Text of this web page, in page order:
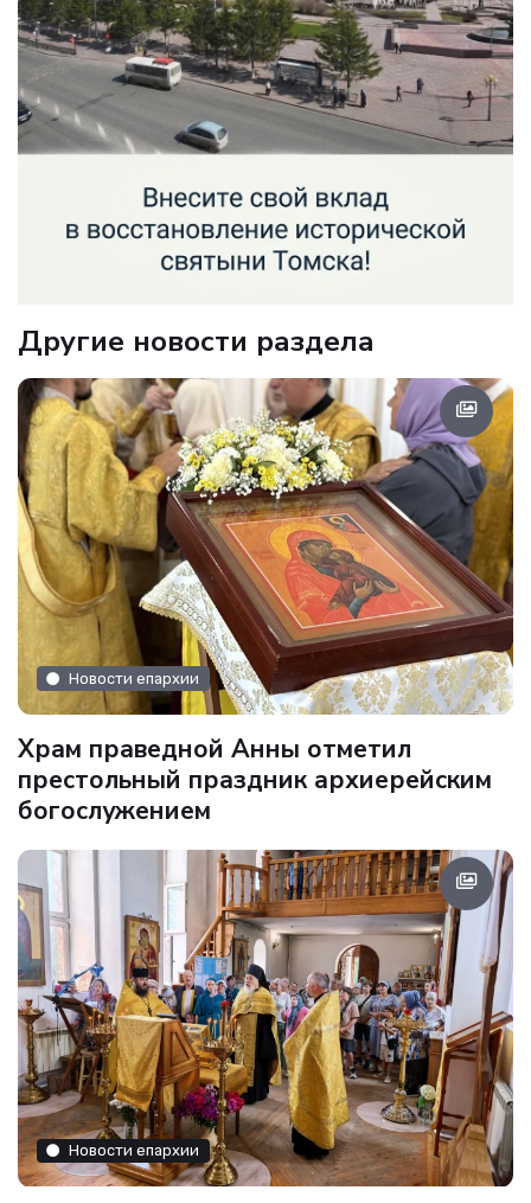
Другие новости раздела
Новости епархии
Храм праведной Анны отметил
престольный праздник архиерейским
богослужением
Новости епархии